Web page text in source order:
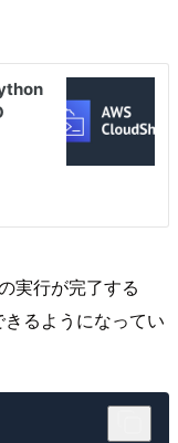
実行が完了する
るようになってい